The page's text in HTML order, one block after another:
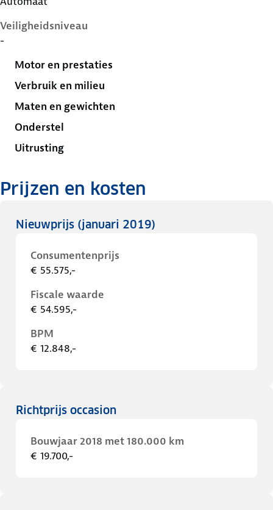
Veiligheidsniveau
-
Motor en prestaties
Verbruik en milieu
Maten en gewichten
Onderstel
Uitrusting
Prijzen en kosten
Nieuwprijs (januari 2019)
Consumentenprijs
€ 55.575,-
Fiscale waarde
€ 54.595,-
BPM
€ 12.848,-
Richtprijs occasion
Bouwjaar 2018 met 180.000 km
€ 19.700,-